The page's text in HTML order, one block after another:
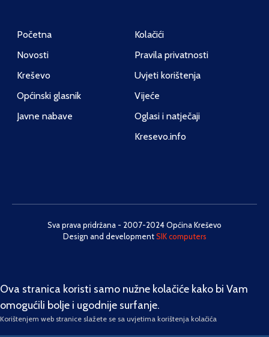
Početna
Novosti
Kreševo
Općinski glasnik
Javne nabave
Kolačići
Pravila privatnosti
Uvjeti korištenja
Vijeće
Oglasi i natječaji
Kresevo.info
Sva prava pridržana - 2007-2024 Općina Kreševo
Design and developmentSIK computers
Ova stranica koristi samo nužne kolačiće kako bi Vam
omogućili bolje i ugodnije surfanje.
Korištenjem web stranice slažete se sa uvjetima korištenja kolačića